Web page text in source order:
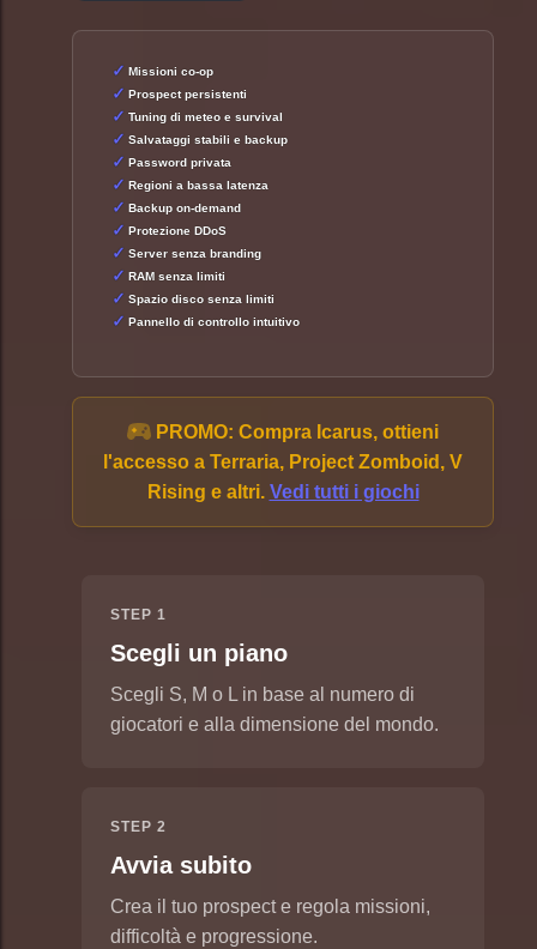
Missioni co-op
Prospect persistenti
Tuning di meteo e survival
Salvataggi stabili e backup
Password privata
Regioni a bassa latenza
Backup on-demand
Protezione DDoS
Server senza branding
RAM senza limiti
Spazio disco senza limiti
Pannello di controllo intuitivo
PROMO: Compra Icarus, ottieni
l'accesso a Terraria, Project Zomboid, V
Rising e altri. Vedi tutti i giochi
STEP 1
Scegli un piano
Scegli S, M o L in base al numero di
giocatori e alla dimensione del mondo.
STEP 2
Avvia subito
Crea il tuo prospect e regola missioni,
difficoltà e progressione.